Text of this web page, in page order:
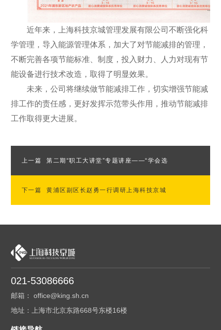
近年来，上海科技京城管理发展有限公司不断强化科
学管理，导入能源管理体系，加大了对节能减排的管理，
不断完善各项节能标准、制度，投入财力、人力对现有节
能设备进行技术改造，取得了明显效果。
未来，公司将继续做节能减排工作，切实增强节能减
排工作的责任感，更好发挥示范带头作用，推动节能减排
工作取得更大进展。
上一篇 第二期“职工大讲堂”专题讲座——“学会选
择：做超凡幸福的决策者”顺利举办
下一篇 黄浦区副区长赵勇一行调研上海科技京城
021-53086666
邮箱： office@king.sh.cn
地址：上海市北京东路668号东楼16楼